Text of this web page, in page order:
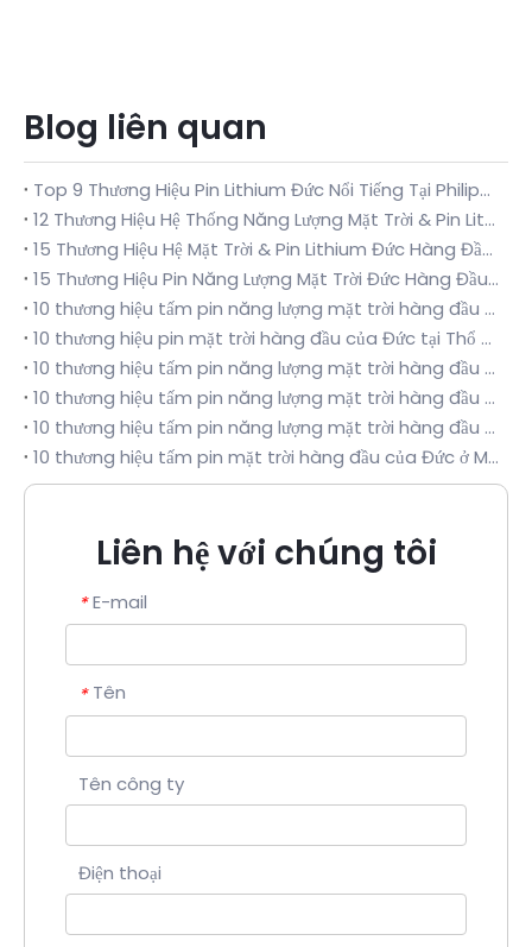
Blog liên quan
Top 9 Thương Hiệu Pin Lithium Đức Nổi Tiếng Tại Philippines | Hướng dẫn sử dụng tại nhà năm 2026: Khẩn cấp khi mất điện & Độ bền tiết kiệm điện
12 Thương Hiệu Hệ Thống Năng Lượng Mặt Trời & Pin Lithium Hàng Đầu Của Đức Tại Thái Lan | Hướng dẫn dân cư cơ bản năm 2026
15 Thương Hiệu Hệ Mặt Trời & Pin Lithium Đức Hàng Đầu Tại Việt Nam | Hướng dẫn cơ bản năm 2026 về lưu trữ năng lượng PV ở nhiệt độ cao và ẩm ở vùng nhiệt đới
15 Thương Hiệu Pin Năng Lượng Mặt Trời Đức Hàng Đầu Tại Việt Nam | Hướng dẫn cơ bản năm 2026 về điều kiện nhiệt độ cao, ẩm và mưa
10 thương hiệu tấm pin năng lượng mặt trời hàng đầu của Đức tại Thụy Điển | Hướng dẫn cơ bản năm 2026 về điều kiện ánh sáng yếu và lạnh ở vĩ độ cao
10 thương hiệu pin mặt trời hàng đầu của Đức tại Thổ Nhĩ Kỳ | Hướng dẫn mua hàng năm 2026 trong điều kiện nhiệt độ cao và bụi
10 thương hiệu tấm pin năng lượng mặt trời hàng đầu của Đức tại Romania | Hướng dẫn mua PV hoàn chỉnh năm 2026 cho khí hậu lục địa
10 thương hiệu tấm pin năng lượng mặt trời hàng đầu của Đức tại Ba Lan | Hướng dẫn mua PV năm 2026 trong điều kiện nhiệt độ thấp và tuyết ở Trung Âu
10 thương hiệu tấm pin năng lượng mặt trời hàng đầu của Đức ở Tây Ban Nha | Hướng dẫn mua điều kiện làm việc PV nhiệt độ cao Địa Trung Hải năm 2026
10 thương hiệu tấm pin mặt trời hàng đầu của Đức ở Maroc | Hướng dẫn Thương hiệu Thích ứng với Khí hậu năm 2026
Liên hệ với chúng tôi
* E-mail
* Tên
Tên công ty
Điện thoại